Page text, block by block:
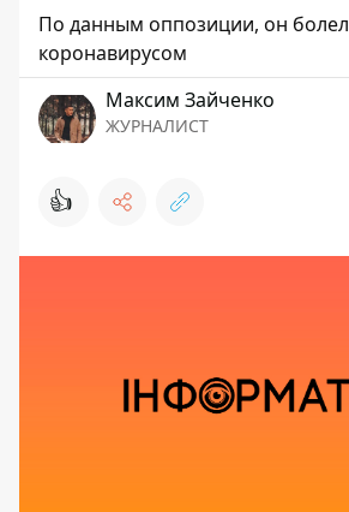
По данным оппозиции, он болел
коронавирусом
Максим Зайченко
ЖУРНАЛИСТ
👍